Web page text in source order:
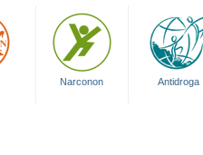
Narconon Antidroga